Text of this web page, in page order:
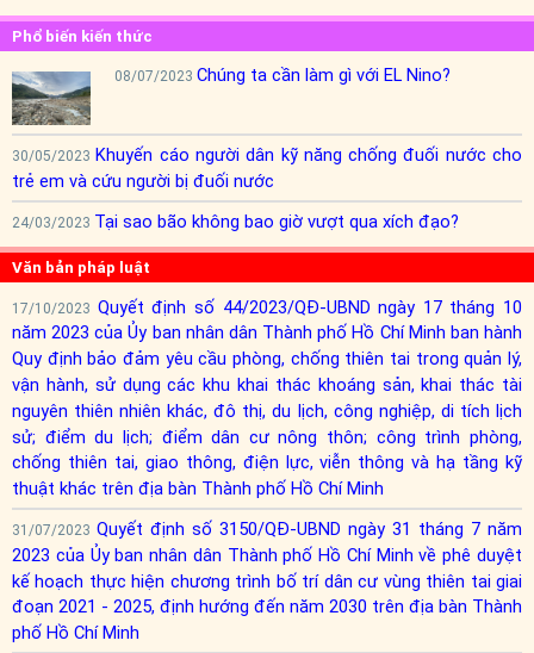
Phổ biến kiến thức
08/07/2023 Chúng ta cần làm gì với EL Nino?
30/05/2023 Khuyến cáo người dân kỹ năng chống đuối nước cho
trẻ em và cứu người bị đuối nước
24/03/2023 Tại sao bão không bao giờ vượt qua xích đạo?
Văn bản pháp luật
17/10/2023 Quyết định số 44/2023/QĐ-UBND ngày 17 tháng 10
năm 2023 của Ủy ban nhân dân Thành phố Hồ Chí Minh ban hành
Quy định bảo đảm yêu cầu phòng, chống thiên tai trong quản lý,
vận hành, sử dụng các khu khai thác khoáng sản, khai thác tài
nguyên thiên nhiên khác, đô thị, du lịch, công nghiệp, di tích lịch
sử; điểm du lịch; điểm dân cư nông thôn; công trình phòng,
chống thiên tai, giao thông, điện lực, viễn thông và hạ tầng kỹ
thuật khác trên địa bàn Thành phố Hồ Chí Minh
31/07/2023 Quyết định số 3150/QĐ-UBND ngày 31 tháng 7 năm
2023 của Ủy ban nhân dân Thành phố Hồ Chí Minh về phê duyệt
kế hoạch thực hiện chương trình bố trí dân cư vùng thiên tai giai
đoạn 2021 - 2025, định hướng đến năm 2030 trên địa bàn Thành
phố Hồ Chí Minh